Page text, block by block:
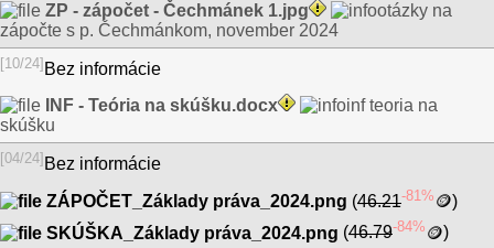
ZP - zápočet - Čechmánek 1.jpg
otázky na
zápočte s p. Čechmánkom, november 2024
[10/24] Bez informácie
INF - Teória na skúšku.docx
inf teoria na
skúšku
[04/24] Bez informácie
ZÁPOČET_Základy práva_2024.png (46.21-81%
dukátikov
🪙)
SKÚŠKA_Základy práva_2024.png (46.79-84% 🪙)